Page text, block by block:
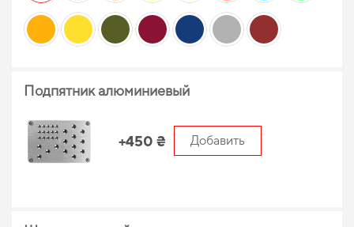
Подпятник алюминиевый
+450 ₴ Добавить